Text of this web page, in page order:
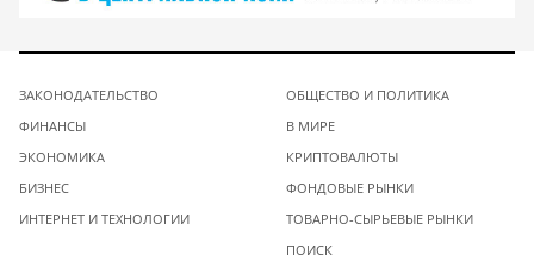
ЗАКОНОДАТЕЛЬСТВО
ФИНАНСЫ
ЭКОНОМИКА
БИЗНЕС
ИНТЕРНЕТ И ТЕХНОЛОГИИ
ОБЩЕСТВО И ПОЛИТИКА
В МИРЕ
КРИПТОВАЛЮТЫ
ФОНДОВЫЕ РЫНКИ
ТОВАРНО-СЫРЬЕВЫЕ РЫНКИ
ПОИСК